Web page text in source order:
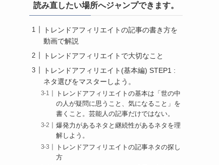
読み直したい場所へジャンプできます。
トレンドアフィリエイトの記事の書き方を
動画で解説
トレンドアフィリエイトで大切なこと
トレンドアフィリエイト(基本編) STEP1 :
ネタ選びをマスターしよう。
トレンドアフィリエイトの基本は「世の中
の人が疑問に思うこと、気になること」を
書くこと。芸能人の記事だけではない。
爆発力があるネタと継続性があるネタを理
解しよう。
トレンドアフィリエイトの記事ネタの探し
方